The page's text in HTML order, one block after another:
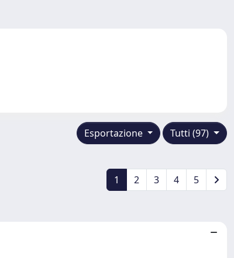
Tutti (97)
Esportazione
1 2 3 4 5